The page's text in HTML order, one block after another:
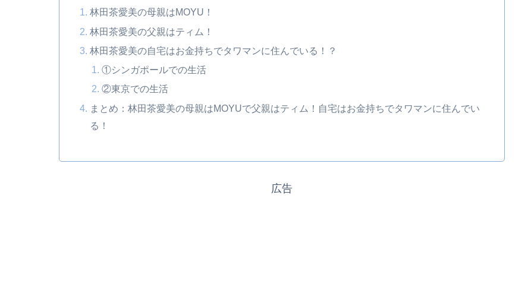
林田茶愛美の母親はMOYU！
林田茶愛美の父親はティム！
林田茶愛美の自宅はお金持ちでタワマンに住んでいる！？
①シンガポールでの生活
②東京での生活
まとめ：林田茶愛美の母親はMOYUで父親はティム！自宅はお金持ちでタワマンに住んでい
る！
広告